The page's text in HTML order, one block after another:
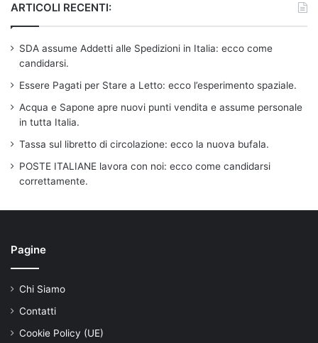
ARTICOLI RECENTI:
SDA assume Addetti alle Spedizioni in Italia: ecco come
candidarsi.
Essere Pagati per Stare a Letto: ecco l’esperimento spaziale.
Acqua e Sapone apre nuovi punti vendita e assume personale
in tutta Italia.
Tassa sul libretto di circolazione: ecco la nuova bufala.
POSTE ITALIANE lavora con noi: ecco come candidarsi
correttamente.
Pagine
Chi Siamo
Contatti
Cookie Policy (UE)